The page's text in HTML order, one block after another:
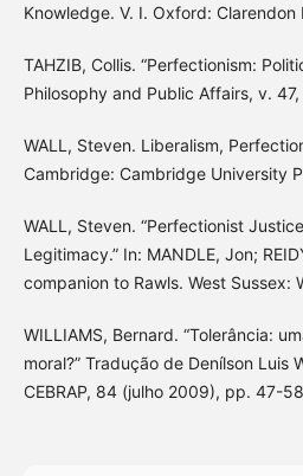
Knowledge. V. I. Oxford: Clarendon
TAHZIB, Collis. “Perfectionism:
Philosophy and Public Affairs, v.
WALL, Steven. Liberalism,
Cambridge: Cambridge University
WALL, Steven. “Perfectionist
Legitimacy.” In: MANDLE, Jon;
companion to Rawls. West Sussex:
WILLIAMS, Bernard. “Tolerância:
moral?” Tradução de Denílson Luis
CEBRAP, 84 (julho 2009), pp. 47-